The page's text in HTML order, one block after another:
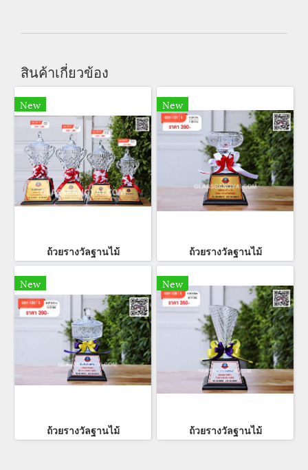
สินค้าเกี่ยวข้อง
New
ถ้วยรางวัลฐานไม้
New
ถ้วยรางวัลฐานไม้
New
ถ้วยรางวัลฐานไม้
New
ถ้วยรางวัลฐานไม้